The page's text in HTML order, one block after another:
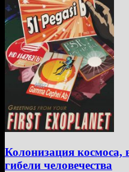
Колонизация космоса,
гибели человечества